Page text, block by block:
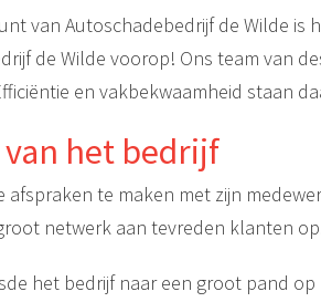
van Autoschadebedrijf de Wilde
de Wilde voorop! Ons team van
en vakbekwaamheid staan
het bedrijf
afspraken te maken met zijn
netwerk aan tevreden klanten
het bedrijf naar een groot pand